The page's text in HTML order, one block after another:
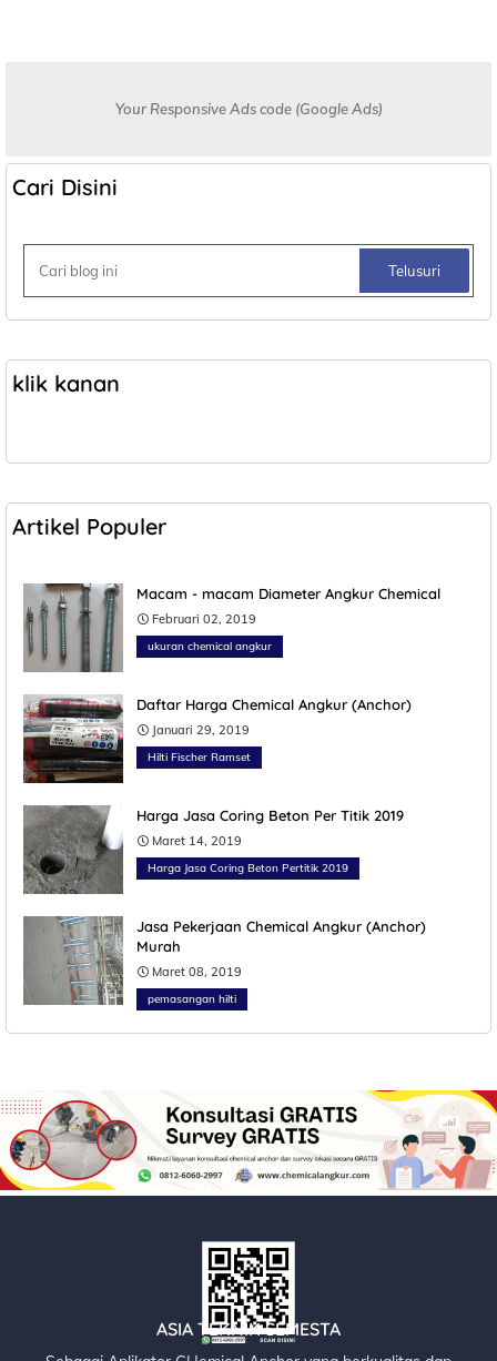
Your Responsive Ads code (Google Ads)
Cari Disini
klik kanan
Artikel Populer
Macam - macam Diameter Angkur Chemical
Februari 02, 2019
ukuran chemical angkur
Daftar Harga Chemical Angkur (Anchor)
Januari 29, 2019
Hilti Fischer Ramset
Harga Jasa Coring Beton Per Titik 2019
Maret 14, 2019
Harga Jasa Coring Beton Pertitik 2019
Jasa Pekerjaan Chemical Angkur (Anchor)
Murah
Maret 08, 2019
pemasangan hilti
ASIA TEKNIK SEMESTA